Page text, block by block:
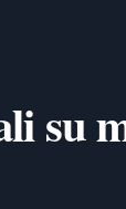
su